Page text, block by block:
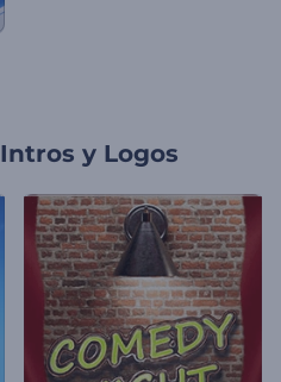
Intros y Logos